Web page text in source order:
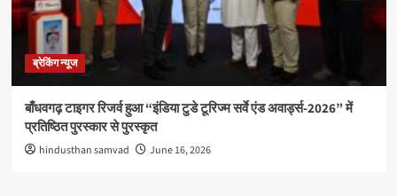
ब्रेकिंग न्यूज
बाँधवगढ़ टाइगर रिजर्व हुआ “इंडिया टुडे टूरिज्म सर्वे एंड अवार्ड्स-2026” में
प्रतिष्ठित पुरस्कार से पुरस्कृत
hindusthan samvad June 16, 2026